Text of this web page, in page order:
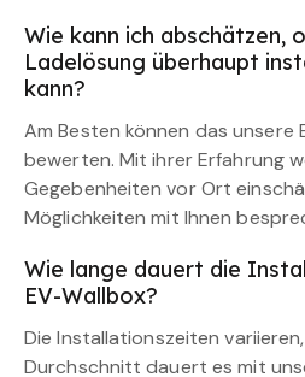
Wie kann ich abschätzen,
Ladelösung überhaupt
kann?
Am Besten können das unsere
bewerten. Mit ihrer Erfahrung
Gegebenheiten vor Ort
Möglichkeiten mit Ihnen
Wie lange dauert die
EV-Wallbox?
Die Installationszeiten
Durchschnitt dauert es mit